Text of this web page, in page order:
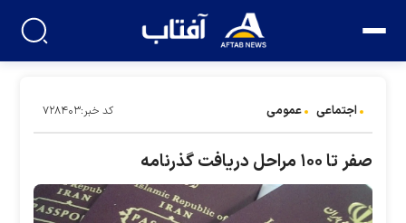
اجتماعی عمومی کد خبر:۷۲۸۴۰۳
صفر تا ۱۰۰ مراحل دریافت گذرنامه